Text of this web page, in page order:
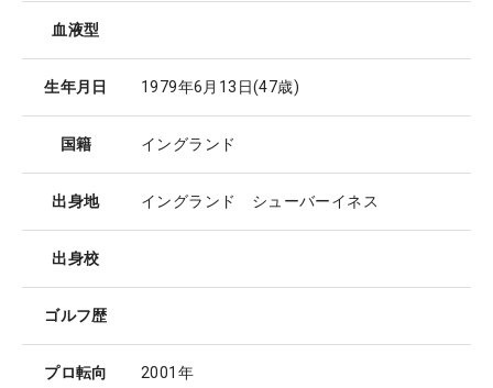
血液型
生年月日 1979年6月13日(47歳)
国籍 イングランド
出身地 イングランド シューバーイネス
出身校
ゴルフ歴
プロ転向 2001年